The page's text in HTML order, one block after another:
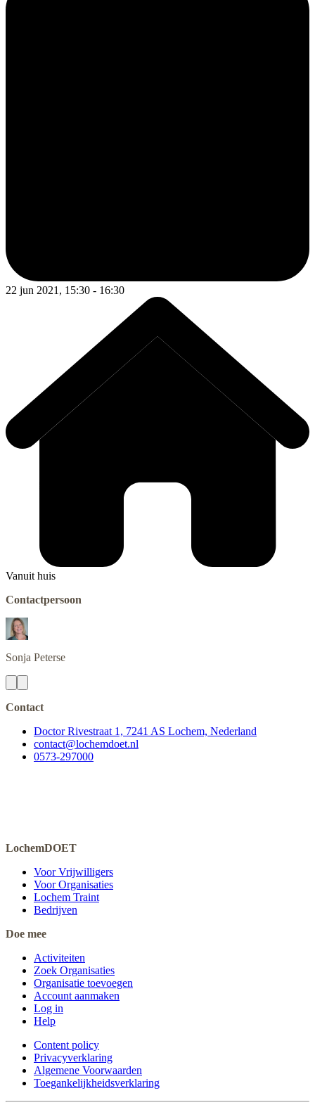
22 jun 2021, 15:30 - 16:30
Vanuit huis
Contactpersoon
Sonja Peterse
Contact
Doctor Rivestraat 1, 7241 AS Lochem, Nederland
contact@lochemdoet.nl
0573-297000
LochemDOET
Voor Vrijwilligers
Voor Organisaties
Lochem Traint
Bedrijven
Doe mee
Activiteiten
Zoek Organisaties
Organisatie toevoegen
Account aanmaken
Log in
Help
Content policy
Privacyverklaring
Algemene Voorwaarden
Toegankelijkheidsverklaring